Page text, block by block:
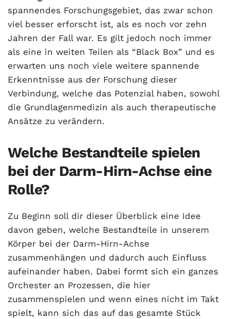
spannendes Forschungsgebiet, das zwar schon
viel besser erforscht ist, als es noch vor zehn
Jahren der Fall war. Es gilt jedoch noch immer
als eine in weiten Teilen als “Black Box” und es
erwarten uns noch viele weitere spannende
Erkenntnisse aus der Forschung dieser
Verbindung, welche das Potenzial haben, sowohl
die Grundlagenmedizin als auch therapeutische
Ansätze zu verändern.
Welche Bestandteile spielen
bei der Darm-Hirn-Achse eine
Rolle?
Zu Beginn soll dir dieser Überblick eine Idee
davon geben, welche Bestandteile in unserem
Körper bei der Darm-Hirn-Achse
zusammenhängen und dadurch auch Einfluss
aufeinander haben. Dabei formt sich ein ganzes
Orchester an Prozessen, die hier
zusammenspielen und wenn eines nicht im Takt
spielt, kann sich das auf das gesamte Stück